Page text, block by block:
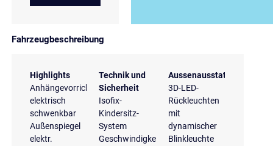
Fahrzeugbeschreibung
Highlights
Anhängevorrichtung
elektrisch
schwenkbar
Außenspiegel
elektr.
Technik und
Sicherheit
Isofix-
Kindersitz-
System
Geschwindigkeitsregelanlage
Aussenausstattung
3D-LED-
Rückleuchten
mit
dynamischer
Blinkleuchte